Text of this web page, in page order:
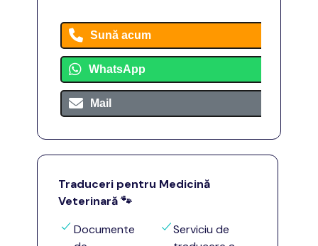
Sună acum
WhatsApp
Mail
Traduceri pentru Medicină
Veterinară🐾
Serviciu de
Documente